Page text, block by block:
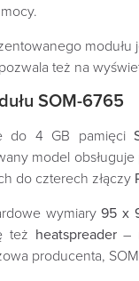
mocy.
też na
SOM-6765
do 4 GB pamięci
model
do czterech złączy
wymiary95 x
też heatspreader–
producenta,